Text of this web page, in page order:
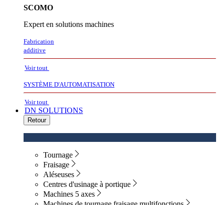
SCOMO
Expert en solutions machines
Fabrication
additive
Voir tout
SYSTÈME D'AUTOMATISATION
Voir tout
DN SOLUTIONS
Retour
Tournage
Fraisage
Aléseuses
Centres d'usinage à portique
Machines 5 axes